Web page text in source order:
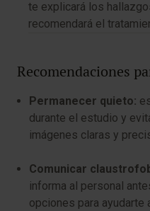
te explicará los
recomendará el
Recomendaciones
Permanecer quieto:
durante el estudio y
imágenes claras y
Comunicar
informa al personal
opciones para ayudarte